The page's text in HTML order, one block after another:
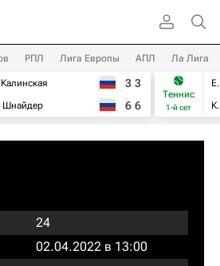
РПЛ Лига Европы АПЛ Ла Лига
Шнайдер
3 3
6 6
Теннис
1-й сет
24
02.04.2022 в 13:00